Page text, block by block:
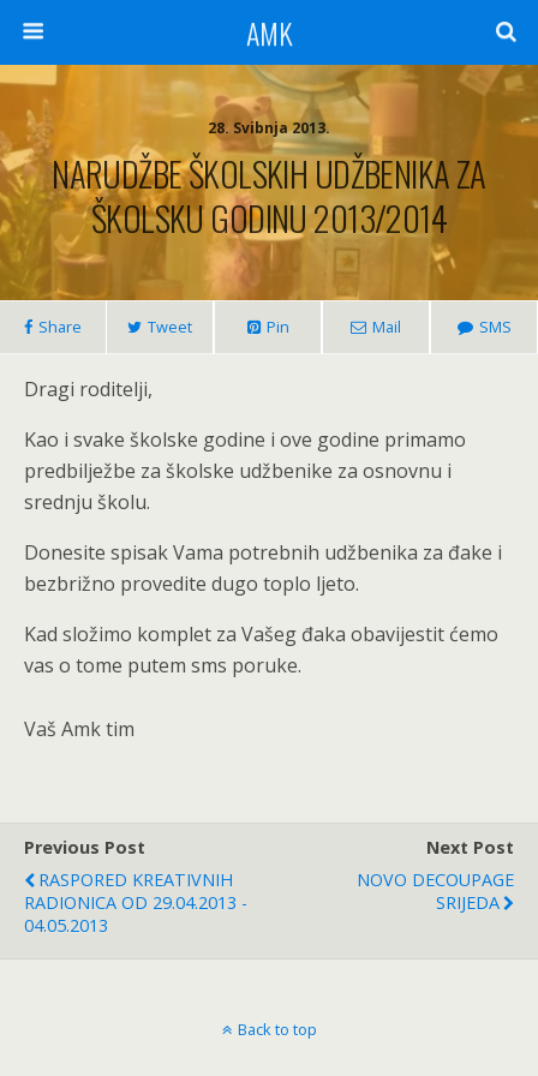
AMK
28. Svibnja 2013.
NARUDŽBE ŠKOLSKIH UDŽBENIKA ZA
ŠKOLSKU GODINU 2013/2014
Share Tweet Pin Mail SMS
Dragi roditelji,
Kao i svake školske godine i ove godine primamo
predbilježbe za školske udžbenike za osnovnu i
srednju školu.
Donesite spisak Vama potrebnih udžbenika za đake i
bezbrižno provedite dugo toplo ljeto.
Kad složimo komplet za Vašeg đaka obavijestit ćemo
vas o tome putem sms poruke.
Vaš Amk tim
Previous Post
RASPORED KREATIVNIH
RADIONICA OD 29.04.2013 -
04.05.2013
Next Post
NOVO DECOUPAGE
SRIJEDA
Back to top